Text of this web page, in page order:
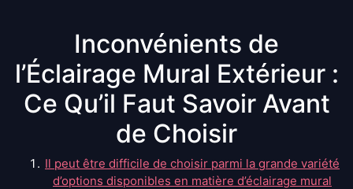
Inconvénients de
l’Éclairage Mural Extérieur :
Ce Qu’il Faut Savoir Avant
de Choisir
Il peut être difficile de choisir parmi la grande variété
d’options disponibles en matière d’éclairage mural